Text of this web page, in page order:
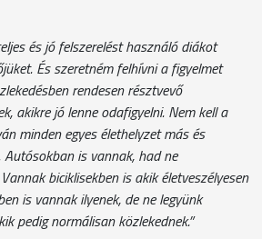
és jó felszerelést használó diákot
És szeretném felhívni a figyelmet
rendesen résztvevő
akikre jó lenne odafigyelni. Nem kell a
minden egyes élethelyzet más és
is vannak, had ne
biciklisekben is akik életveszélyesen
is vannak ilyenek, de ne legyünk
pedig normálisan közlekednek.”